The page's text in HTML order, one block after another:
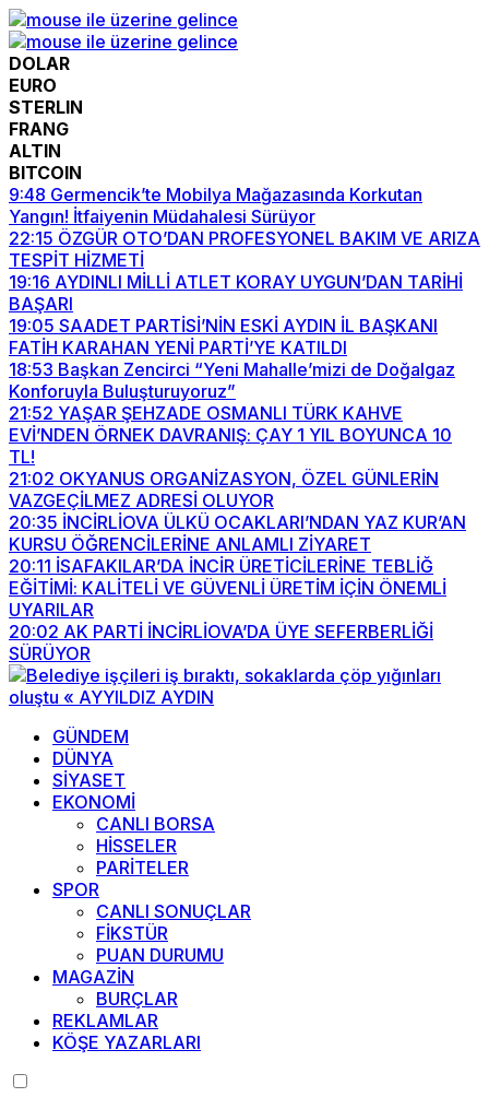
DOLAR
EURO
STERLIN
FRANG
ALTIN
BITCOIN
9:48 Germencik’te Mobilya Mağazasında Korkutan
Yangın! İtfaiyenin Müdahalesi Sürüyor
22:15 ÖZGÜR OTO’DAN PROFESYONEL BAKIM VE ARIZA
TESPİT HİZMETİ
19:16 AYDINLI MİLLİ ATLET KORAY UYGUN’DAN TARİHİ
BAŞARI
19:05 SAADET PARTİSİ’NİN ESKİ AYDIN İL BAŞKANI
FATİH KARAHAN YENİ PARTİ’YE KATILDI
18:53 Başkan Zencirci “Yeni Mahalle’mizi de Doğalgaz
Konforuyla Buluşturuyoruz”
21:52 YAŞAR ŞEHZADE OSMANLI TÜRK KAHVE
EVİ’NDEN ÖRNEK DAVRANIŞ: ÇAY 1 YIL BOYUNCA 10
TL!
21:02 OKYANUS ORGANİZASYON, ÖZEL GÜNLERİN
VAZGEÇİLMEZ ADRESİ OLUYOR
20:35 İNCİRLİOVA ÜLKÜ OCAKLARI’NDAN YAZ KUR’AN
KURSU ÖĞRENCİLERİNE ANLAMLI ZİYARET
20:11 İSAFAKILAR’DA İNCİR ÜRETİCİLERİNE TEBLİĞ
EĞİTİMİ: KALİTELİ VE GÜVENLİ ÜRETİM İÇİN ÖNEMLİ
UYARILAR
20:02 AK PARTİ İNCİRLİOVA’DA ÜYE SEFERBERLİĞİ
SÜRÜYOR
GÜNDEM
DÜNYA
SİYASET
EKONOMİ
CANLI BORSA
HİSSELER
PARİTELER
SPOR
CANLI SONUÇLAR
FİKSTÜR
PUAN DURUMU
MAGAZİN
BURÇLAR
REKLAMLAR
KÖŞE YAZARLARI